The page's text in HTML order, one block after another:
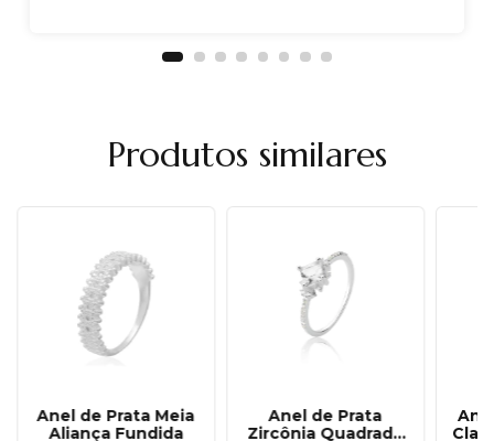
Produtos similares
Anel de Prata Meia
Aliança Fundida
Anel de Prata
Zircônia Quadrada